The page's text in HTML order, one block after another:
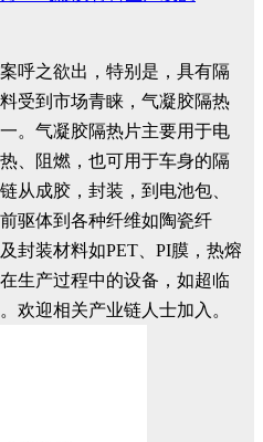
呼之欲出，特别是，具有隔
受到市场青睐，气凝胶隔热
。气凝胶隔热片主要用于电
、阻燃，也可用于车身的隔
从成胶，封装，到电池包、
驱体到各种纤维如陶瓷纤
封装材料如PET、PI膜，热熔
生产过程中的设备，如超临
欢迎相关产业链人士加入。